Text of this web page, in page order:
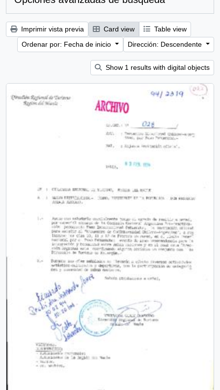
Imprimir vista previa Card view
Table view
Ordenar por: Fecha de inicio
Dirección: Descendente
Show 1 results with digital objects